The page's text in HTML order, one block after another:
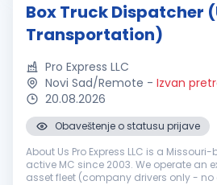
Box Truck Dispatcher
Transportation)
Pro Express LLC
Novi Sad/Remote - Izvan
20.08.2026
Obaveštenje o statusu prijave
About Us Pro Express LLC is a
active MC since 2003. We operate an
asset fleet (company drivers only - no